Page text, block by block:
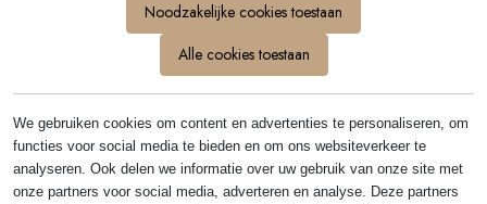
Ben je ouder
dan 18?
Ja Nee
CHIANTI CLASSICO
GRAN SELEZIONE
SILLANO 2019
€ 36,00
Noodzakelijke cookies toestaan
Alle cookies toestaan
We gebruiken cookies om content en advertenties te personaliseren, om
functies voor social media te bieden en om ons websiteverkeer te
analyseren. Ook delen we informatie over uw gebruik van onze site met
onze partners voor social media, adverteren en analyse. Deze partners